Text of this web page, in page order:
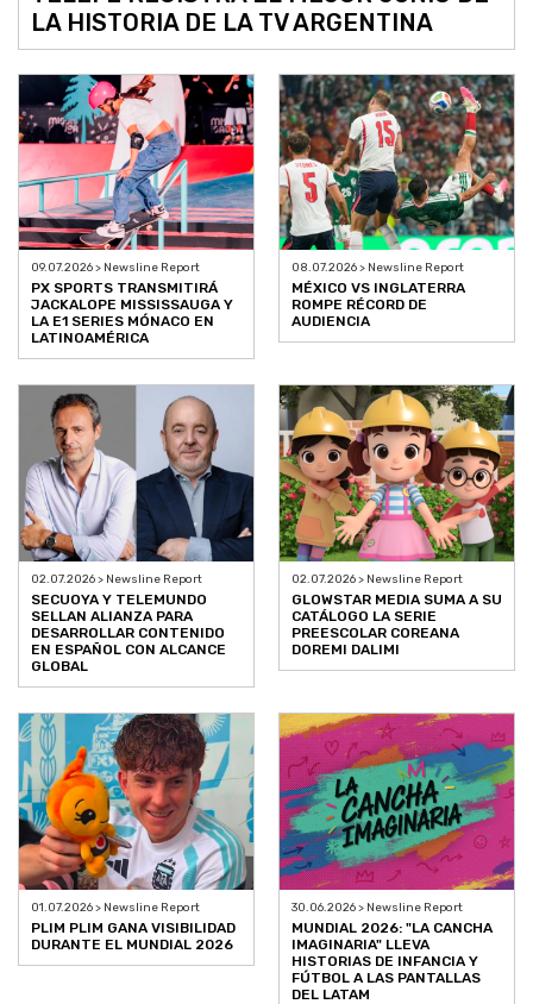
LA HISTORIA DE LA TV ARGENTINA
09.07.2026 > Newsline Report
PX SPORTS TRANSMITIRÁ
JACKALOPE MISSISSAUGA Y
LA E1 SERIES MÓNACO EN
LATINOAMÉRICA
08.07.2026 > Newsline Report
MÉXICO VS INGLATERRA
ROMPE RÉCORD DE
AUDIENCIA
02.07.2026 > Newsline Report
SECUOYA Y TELEMUNDO
SELLAN ALIANZA PARA
DESARROLLAR CONTENIDO
EN ESPAÑOL CON ALCANCE
GLOBAL
02.07.2026 > Newsline Report
GLOWSTAR MEDIA SUMA A SU
CATÁLOGO LA SERIE
PREESCOLAR COREANA
DOREMI DALIMI
01.07.2026 > Newsline Report
PLIM PLIM GANA VISIBILIDAD
DURANTE EL MUNDIAL 2026
30.06.2026 > Newsline Report
MUNDIAL 2026: "LA CANCHA
IMAGINARIA" LLEVA
HISTORIAS DE INFANCIA Y
FÚTBOL A LAS PANTALLAS
DEL LATAM